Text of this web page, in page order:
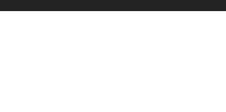
Dritter in solche Aktivitäten ist streng verboten. Jegliche unautorisierte Nutzung von